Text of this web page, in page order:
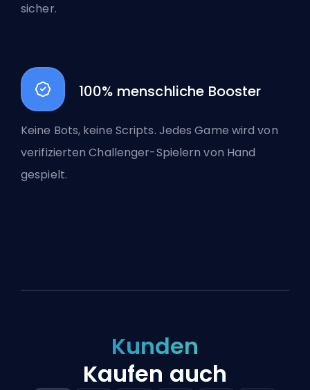
sicher.
100% menschliche Booster
Keine Bots, keine Scripts. Jedes Game wird von
verifizierten Challenger-Spielern von Hand
gespielt.
Kunden
Kaufen auch